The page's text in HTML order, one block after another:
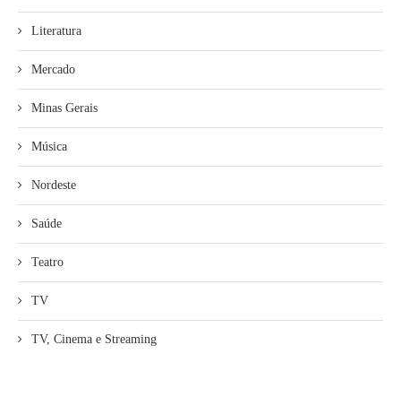
Literatura
Mercado
Minas Gerais
Música
Nordeste
Saúde
Teatro
TV
TV, Cinema e Streaming